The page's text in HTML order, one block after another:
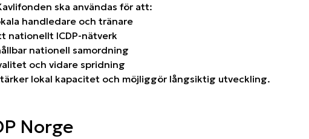
ska användas för att:
handledare och tränare
nationellt ICDP-nätverk
nationell samordning
och vidare spridning
lokal kapacitet och möjliggör långsiktig utveckling.
Norge